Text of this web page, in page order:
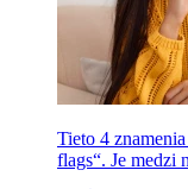
Tieto 4
flags“. Je medzi